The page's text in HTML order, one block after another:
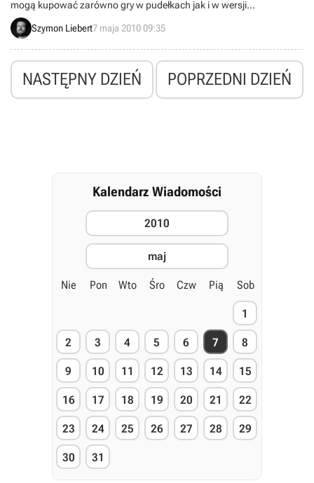
mogą kupować zarówno gry w pudełkach jak i w wersji
elektronicznej. Żeby odpowiednio zareklamować nowy system
dystrybucji wydawca rozpoczął niedostępną u nas przecenę serii
promocji. Niestety, na razie ceny w sklepie są dość wysokie.
Szymon Liebert7 maja 2010 09:35
NASTĘPNY DZIEŃ POPRZEDNI DZIEŃ
Kalendarz Wiadomości
2010
maj
Nie Pon Wto Śro Czw Pią Sob
1
2 3 4 5 6 7 8
9 10 11 12 13 14 15
16 17 18 19 20 21 22
23 24 25 26 27 28 29
30 31